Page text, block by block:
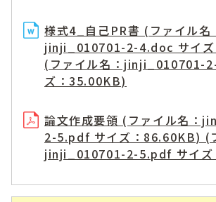
様式4_自己PR書 (ファイル名
jinji_010701-2-4.doc サイ
(ファイル名：jinji_010701-
ズ：35.00KB)
論文作成要領 (ファイル名：
2-5.pdf サイズ：86.60KB) (
jinji_010701-2-5.pdf サイズ